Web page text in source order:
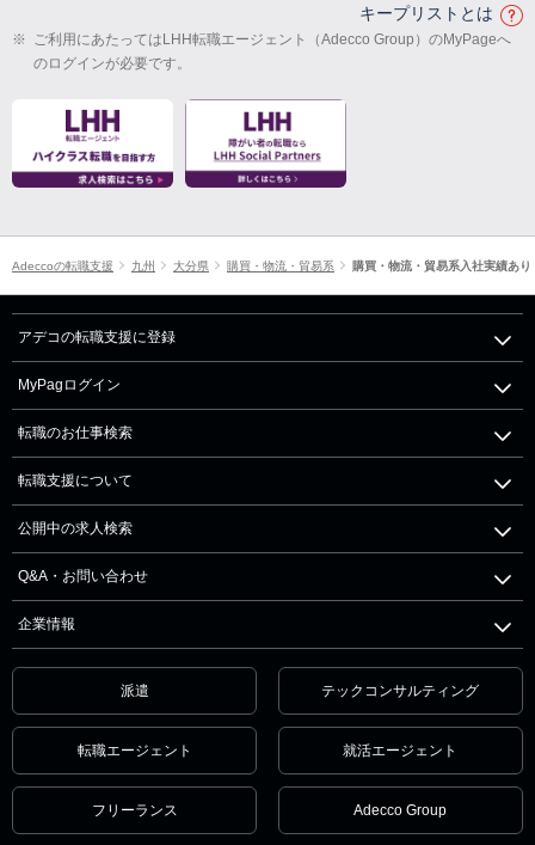
キープリストとは
※ ご利用にあたってはLHH転職エージェント（Adecco Group）のMyPageへ
のログインが必要です。
Adeccoの転職支援 九州 大分県 購買・物流・貿易系 購買・物流・貿易系入社実績あり
アデコの転職支援に登録
MyPagログイン
転職のお仕事検索
転職支援について
公開中の求人検索
Q&A・お問い合わせ
企業情報
派遣 テックコンサルティング
転職エージェント 就活エージェント
フリーランス Adecco Group